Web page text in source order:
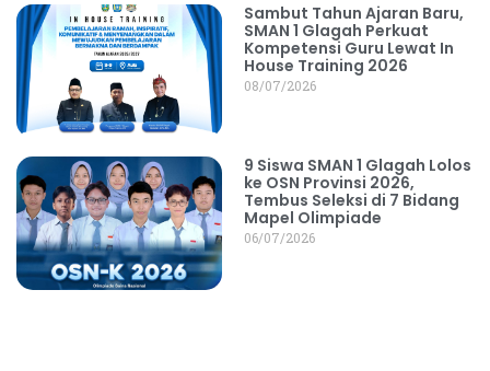
Sambut Tahun Ajaran Baru,
SMAN 1 Glagah Perkuat
Kompetensi Guru Lewat In
House Training 2026
08/07/2026
9 Siswa SMAN 1 Glagah Lolos
ke OSN Provinsi 2026,
Tembus Seleksi di 7 Bidang
Mapel Olimpiade
06/07/2026